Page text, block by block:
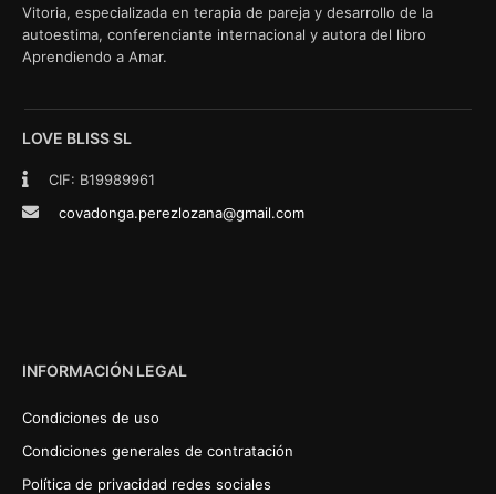
Vitoria, especializada en terapia de pareja y desarrollo de la
autoestima, conferenciante internacional y autora del libro
Aprendiendo a Amar.
LOVE BLISS SL
CIF: B19989961
covadonga.perezlozana@gmail.com
INFORMACIÓN LEGAL
Condiciones de uso
Condiciones generales de contratación
Política de privacidad redes sociales